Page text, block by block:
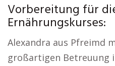
Vorbereitung für
Ernährungskurses:
Alexandra aus Pfreimd
großartigen Betreuung